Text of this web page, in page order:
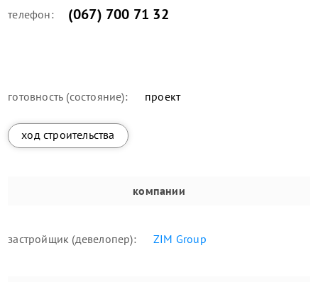
телефон: (067) 700 71 32
готовность (состояние): проект
ход строительства
компании
застройщик (девелопер): ZIM Group